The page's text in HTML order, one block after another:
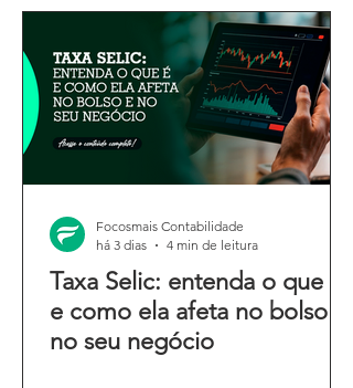
Taxa Selic: entenda o que é
e como ela afeta no bolso e
no seu negócio
Focosmais Contabilidade
há 3 dias
4 min de leitura